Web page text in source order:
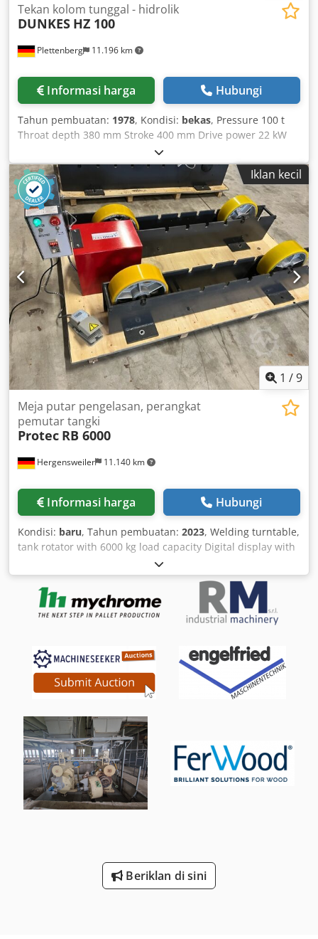
Plettenberg 11.196 km
Tekan kolom tunggal - hidrolik
DUNKES HZ 100
Informasi harga Hubungi
Tahun pembuatan: 1978, Kondisi: bekas, Pressure 100 t
Throat depth 380 mm Stroke 400 mm Drive power 22 kW
Installation height 600 mm Dsdpolp U Dpofx Anujck Ram
area 600x500 mm Table area 720x600 mm Machine weight
approx. 9 t Two-hand operation, Stroke and pressure shut-
off, Pressing time
Iklan kecil
1 /9
Hergensweiler 11.140 km
Meja putar pengelasan, perangkat
pemutar tangki
Protec RB 6000
Informasi harga Hubungi
Kondisi: baru, Tahun pembuatan: 2023, Welding turntable,
tank rotator with 6000 kg load capacity Digital display with
foot pedal control Diameter range: 180 mm to 3500 mm
Drive roller diameter: 300 mm Dimensions: Length 1900
mm x Width 470 mm x Height 390 mm Dcodpfxek Adl He
Anuok Stepless speed adjustment: 200 - 1800 mm/min.
Beriklan di sini